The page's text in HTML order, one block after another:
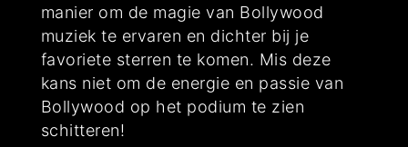
manier om de magie van Bollywood
muziek te ervaren en dichter bij je
favoriete sterren te komen. Mis deze
kans niet om de energie en passie van
Bollywood op het podium te zien
schitteren!